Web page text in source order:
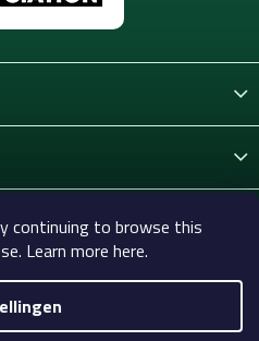
continuing to browse this
Learn more here.
| Alles voor tatoeages en